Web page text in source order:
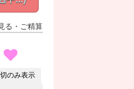
る ・ご精算
のみ表示